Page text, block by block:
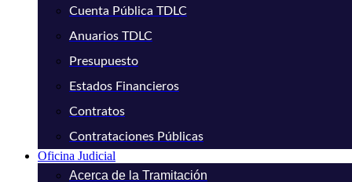
Cuenta Pública TDLC
Anuarios TDLC
Presupuesto
Estados Financieros
Contratos
Contrataciones Públicas
Oficina Judicial
Acerca de la Tramitación